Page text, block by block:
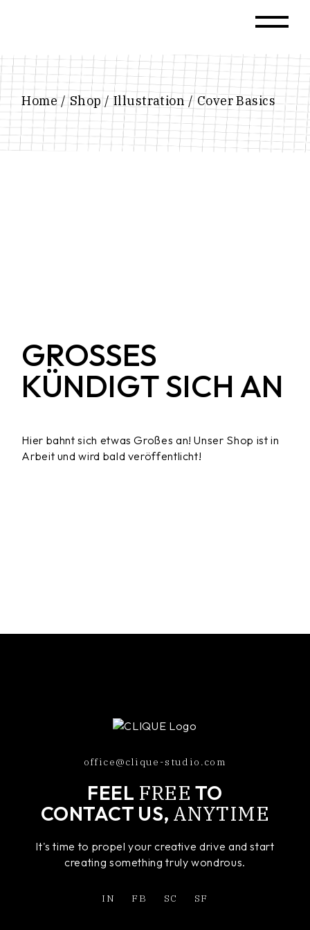
Home Shop Illustration Cover Basics
GROSSES K
ÜNDIGT SICH AN
Hier bahnt sich etwas Großes an! Unser Shop ist in
Arbeit und wird bald veröffentlicht!
office@clique-studio.com
FEEL FREE TO
CONTACT US, ANYTIME
It's time to propel your creative drive and start
creating something truly wondrous.
IN FB SC SF